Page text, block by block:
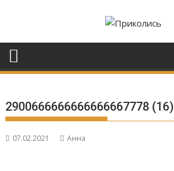
2900666666666666667778 (16)
07.02.2021 Анна